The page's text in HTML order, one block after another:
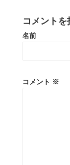
コメントを
名前
コメント ※